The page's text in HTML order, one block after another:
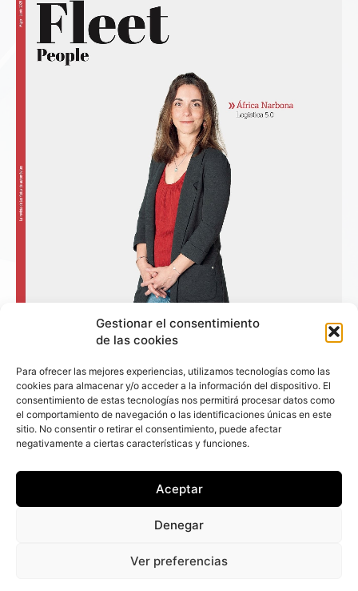
Gestionar el consentimiento
de las cookies
Para ofrecer las mejores experiencias, utilizamos tecnologías como las
cookies para almacenar y/o acceder a la información del dispositivo. El
consentimiento de estas tecnologías nos permitirá procesar datos como
el comportamiento de navegación o las identificaciones únicas en este
sitio. No consentir o retirar el consentimiento, puede afectar
negativamente a ciertas características y funciones.
Aceptar
Denegar
Ver preferencias
+ Fleet People
Contacto
Staff
La edición digital